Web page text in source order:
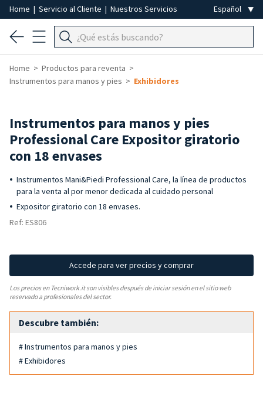
Home | Servicio al Cliente | Nuestros Servicios
Home
Productos para reventa
Instrumentos para manos y pies
Exhibidores
Instrumentos para manos y pies
Professional Care Expositor giratorio
con 18 envases
Instrumentos Mani&Piedi Professional Care, la línea de productos
para la venta al por menor dedicada al cuidado personal
Expositor giratorio con 18 envases.
Ref: ES806
Accede para ver precios y comprar
Los precios en Tecniwork.it son visibles después de iniciar sesión en el sitio web
reservado a profesionales del sector.
Descubre también:
# Instrumentos para manos y pies
# Exhibidores